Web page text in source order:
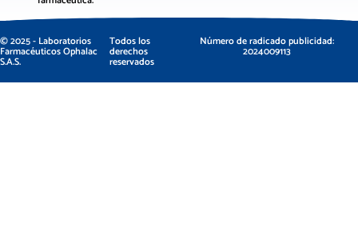
Todos los
derechos
reservados
© 2025 - Laboratorios
Farmacéuticos Ophalac
S.A.S.
Número de radicado publicidad:
2024009113